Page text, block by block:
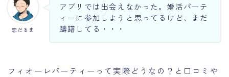
恋だるま
アプリでは出会えなかった。婚活パーテ
ィーに参加しようと思ってるけど、まだ
躊躇してる・・・
フィオーレパーティーって実際どうなの？と口コミや